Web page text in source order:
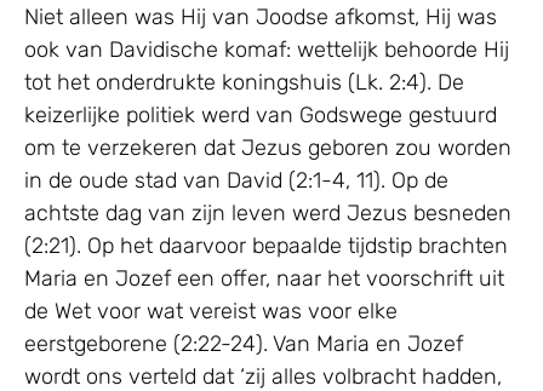
Niet alleen was Hij van Joodse afkomst, Hij was
ook van Davidische komaf: wettelijk behoorde Hij
tot het onderdrukte koningshuis (Lk. 2:4). De
keizerlijke politiek werd van Godswege gestuurd
om te verzekeren dat Jezus geboren zou worden
in de oude stad van David (2:1-4, 11). Op de
achtste dag van zijn leven werd Jezus besneden
(2:21). Op het daarvoor bepaalde tijdstip brachten
Maria en Jozef een offer, naar het voorschrift uit
de Wet voor wat vereist was voor elke
eerstgeborene (2:22-24). Van Maria en Jozef
wordt ons verteld dat ‘zij alles volbracht hadden,